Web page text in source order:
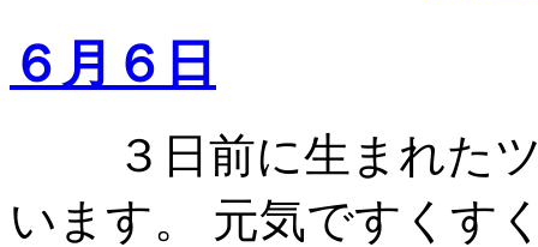
６月６日
３日前に生まれたツ
います。 元気ですくす